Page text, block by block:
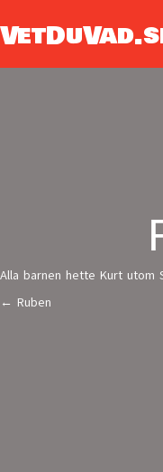
Alla barnen hette Kurt utom
Posts
← Ruben